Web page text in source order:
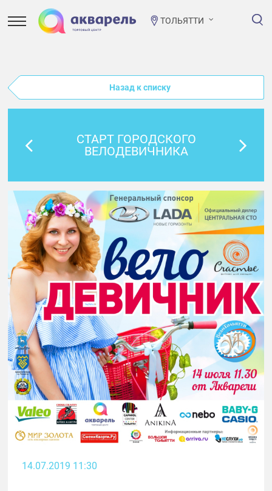
ТОЛЬЯТТИ
Назад к списку
СТАРТ ГОРОДСКОГО
ВЕЛОДЕВИЧНИКА
14.07.2019 11:30